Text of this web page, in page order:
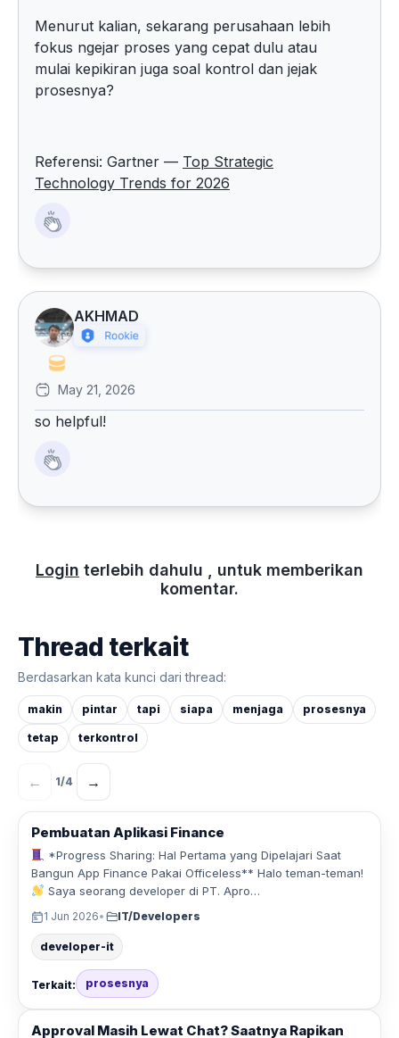
Menurut kalian, sekarang perusahaan lebih
fokus ngejar proses yang cepat dulu atau
mulai kepikiran juga soal kontrol dan jejak
prosesnya?
Referensi: Gartner — Top Strategic
Technology Trends for 2026
AKHMAD
May 21, 2026
so helpful!
Login terlebih dahulu , untuk memberikan
komentar.
Thread terkait
Berdasarkan kata kunci dari thread:
makin pintar tapi siapa menjaga prosesnya
tetap terkontrol
← 1/4 →
Pembuatan Aplikasi Finance
*Progress Sharing: Hal Pertama yang Dipelajari Saat
Bangun App Finance Pakai Officeless** Halo teman-teman!
Saya seorang developer di PT. Apro…
1 Jun 2026• IT/Developers
developer-it
Terkait: prosesnya
Approval Masih Lewat Chat? Saatnya Rapikan